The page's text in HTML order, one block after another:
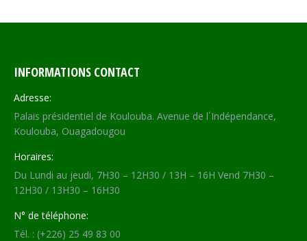
INFORMATIONS CONTACT
Adresse:
Palais présidentiel de Koulouba. Avenue de l´Indépendance,
Koulouba, Ouagadougou
Horaires:
Du Lundi au jeudi, 7H30 – 12H30 / 13H – 16H Vend 7H30 –
12H30 / 13H30 – 16H30
N° de téléphone:
Tél. : (+226) 25 49 83 00